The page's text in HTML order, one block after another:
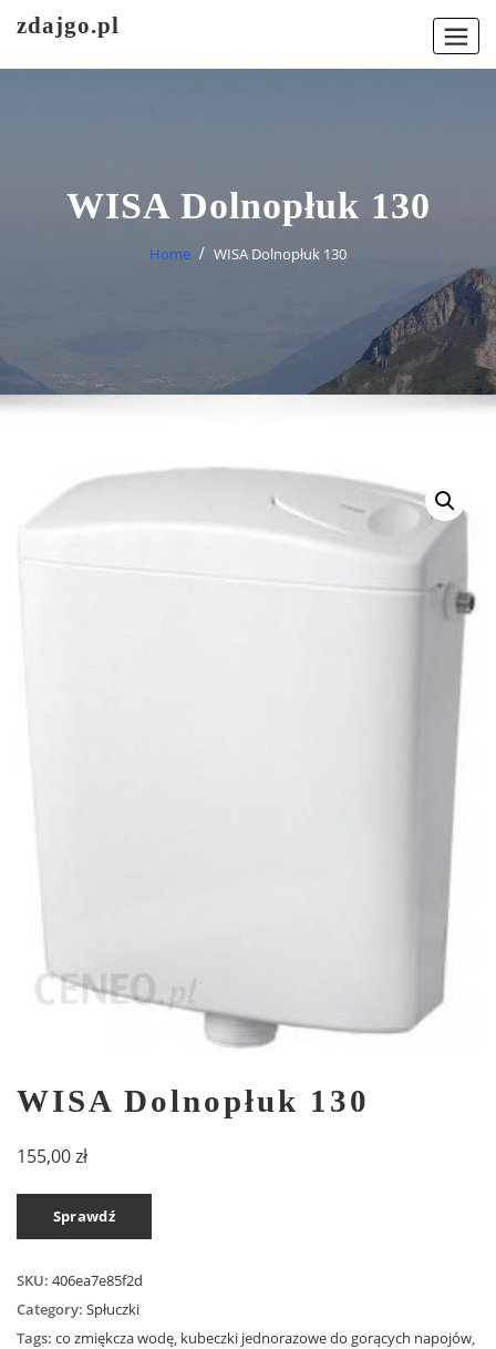
zdajgo.pl
WISA Dolnopłuk 130
Home WISA Dolnopłuk 130
WISA Dolnopłuk 130
155,00zł
Sprawdź
SKU: 406ea7e85f2d
Category: Spłuczki
Tags: co zmiękcza wodę, kubeczki jednorazowe do gorących napojów,